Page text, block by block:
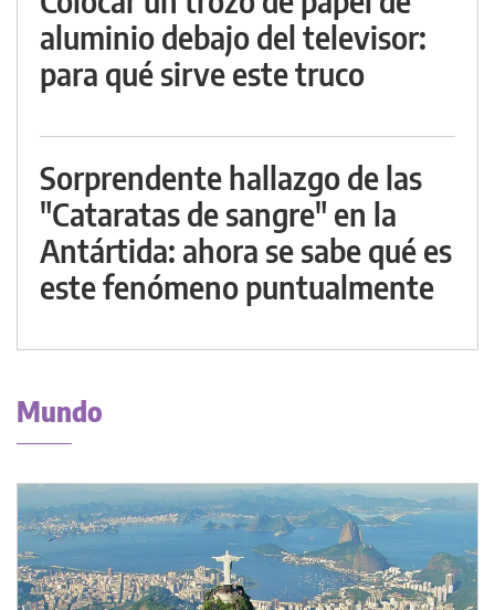
aluminio debajo del televisor:
para qué sirve este truco
Sorprendente hallazgo de las
"Cataratas de sangre" en la
Antártida: ahora se sabe qué es
este fenómeno puntualmente
Mundo